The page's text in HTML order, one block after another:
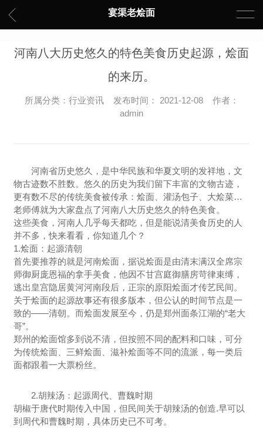
宴渠老烩面
河南八大历史悠久的特色美食历史起源，烩面
的来历。
所属分类：行业资讯 发布时间： 2021-12-08 作者：
admin
河南省历史悠久，是中华民族和华夏文明的发祥地，文
物古迹数不胜数。悠久的历史为我们留下丰富的文物古迹，
更有数不尽的传统美食被传承：烩面、灌汤包子、大烩菜…
老师傅就为大家盘点了河南八大历史悠久的特色美食。
这些美食，河南人几乎每天都吃，但是能说清美食历史的人
并不多，快来看看，你知道几个？
1.烩面：起源清朝
首先要推荐的就是河南烩面，据说烩面是由清末满汉全席宗
师御厨庞恩福的拿手美食，他因不甘宫庭御膳房苛律束缚，
逃出皇宫隐居黄河河南段后，正宗的原阳烩面才传艺民间。
关于烩面的起源故事还有很多版本，但公认的时间节点是一
致的——清朝。而烩面发展至今，仍是郑州面条江湖的“老大
哥”。
郑州的烩面馆多到说不清，但按照不同的配料和口味，可分
为传统烩面、三鲜烩面、滋补烩面等不同的流派，每一类后
面都跟着一大票粉丝。
2.胡辣汤：起源周代、曹魏时期
胡椒于唐代时期传入中国，但民间关于胡辣汤的创造.早可以
到周代和曹魏时期，具体历史已不可考。